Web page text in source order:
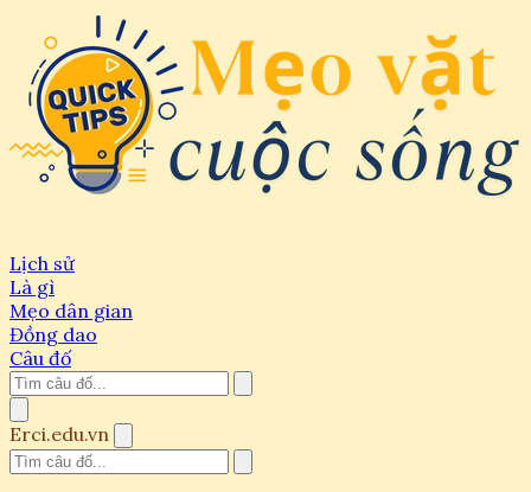
Lịch sử
Là gì
Mẹo dân gian
Đồng dao
Câu đố
Erci.edu.vn